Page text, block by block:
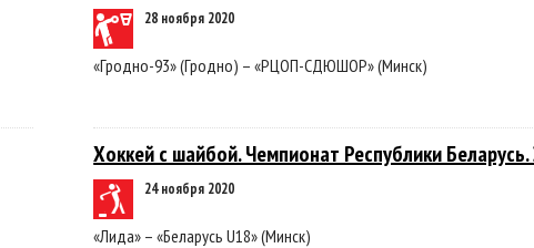
28 ноября 2020
«Гродно-93» (Гродно) – «РЦОП-СДЮШОР» (Минск)
Хоккей с шайбой. Чемпионат Республики Беларусь.
24 ноября 2020
«Лида» – «Беларусь U18» (Минск)